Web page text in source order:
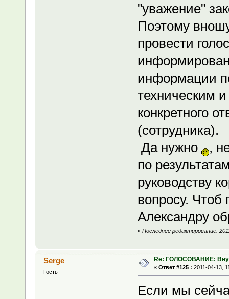
"уважение"
Поэтому
провести
информации
техническим
конкретного
(сотрудника).
Да нужно
,
по
руководству
вопросу. Чтоб
Александру
« Последнее редактирование:
Serge
Гость
Re: ГОЛОСОВАНИЕ:
« Ответ #125 : 2011-04-13,
Если мы